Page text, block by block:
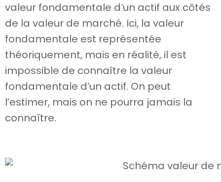
valeur fondamentale d’un actif aux côtés
de la valeur de marché. Ici, la valeur
fondamentale est représentée
théoriquement, mais en réalité, il est
impossible de connaître la valeur
fondamentale d’un actif. On peut
l’estimer, mais on ne pourra jamais la
connaître.